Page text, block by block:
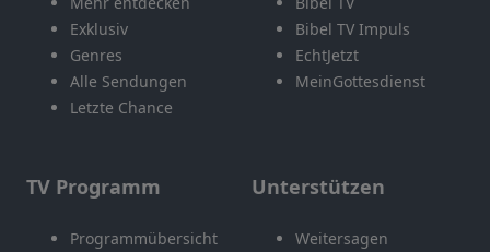
Exklusiv
Genres
Alle Sendungen
Letzte Chance
Bibel TV Impuls
EchtJetzt
MeinGottesdienst
TV Programm
Programmübersicht
Unterstützen
Weitersagen